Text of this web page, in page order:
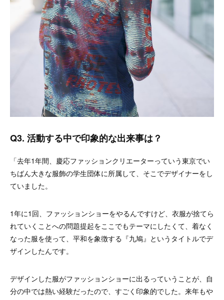
Q3. 活動する中で印象的な出来事は？
「去年1年間、慶応ファッションクリエーターっていう東京でい
ちばん大きな服飾の学生団体に所属して、そこでデザイナーをし
ていました。
1年に1回、ファッションショーをやるんですけど、衣服が捨てら
れていくことへの問題提起をここでもテーマにしたくて、着なく
なった服を使って、平和を象徴する『九鳩』というタイトルでデ
ザインしたんです。
デザインした服がファッションショーに出るっていうことが、自
分の中では熱い経験だったので、すごく印象的でした。来年もや